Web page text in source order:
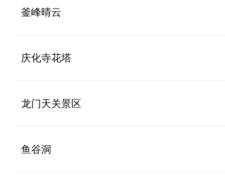
釜峰晴云
庆化寺花塔
龙门天关景区
鱼谷洞